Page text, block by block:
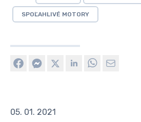
SPOĽAHLIVÉ MOTORY
05. 01. 2021